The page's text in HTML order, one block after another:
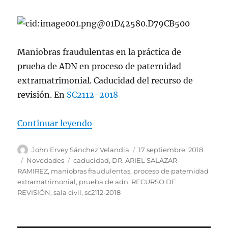
Maniobras fraudulentas en la práctica de
prueba de ADN en proceso de paternidad
extramatrimonial. Caducidad del recurso de
revisión. En SC2112-2018
Continuar leyendo
Autor
John Ervey Sánchez Velandia
Publicado
el
17 septiembre, 2018
Categorías
Novedades Etiquetas
caducidad, DR. ARIEL SALAZAR
RAMIREZ, maniobras fraudulentas, proceso de paternidad
extramatrimonial, prueba de adn, RECURSO DE
REVISIÓN,sala civil,sc2112-2018